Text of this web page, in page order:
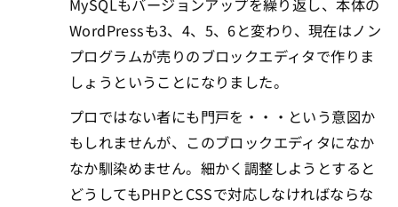
WordPressも3、4、5、6と変わり、現在はノン
プログラムが売りのブロックエディタで作りま
しょうということになりました。
プロではない者にも門戸を・・・という意図か
もしれませんが、このブロックエディタになか
なか馴染めません。細かく調整しようとすると
どうしてもPHPとCSSで対応しなければならな